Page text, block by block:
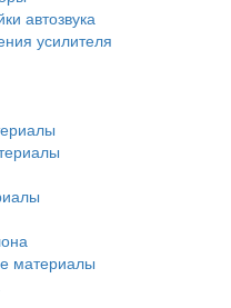
автозвука
усилителя
материалы